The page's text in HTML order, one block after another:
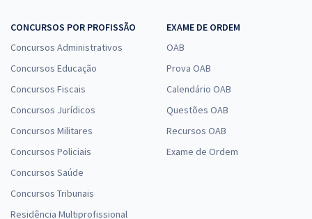
CONCURSOS POR PROFISSÃO
Concursos Administrativos
Concursos Educação
Concursos Fiscais
Concursos Jurídicos
Concursos Militares
Concursos Policiais
Concursos Saúde
Concursos Tribunais
Residência Multiprofissional
EXAME DE ORDEM
OAB
Prova OAB
Calendário OAB
Questões OAB
Recursos OAB
Exame de Ordem